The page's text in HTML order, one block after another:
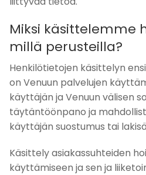
Miksi käsittelemme
millä perusteilla?
Henkilötietojen käsittelyn
on Venuun palvelujen
käyttäjän ja Venuun välisen
täytäntöönpano ja
käyttäjän suostumus tai
Käsittely asiakassuhteiden
käyttämiseen ja sen ja